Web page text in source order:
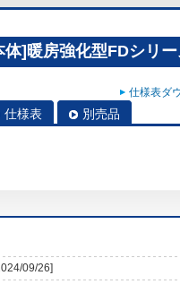
]暖房強化型FDシリ
仕様表ダ
仕様表 別売品
09/26]